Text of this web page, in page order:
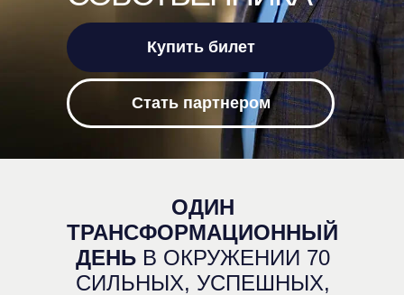
Купить билет
Стать партнером
ОДИН
ТРАНСФОРМАЦИОННЫЙ
ДЕНЬВ ОКРУЖЕНИИ 70
СИЛЬНЫХ, УСПЕШНЫХ,